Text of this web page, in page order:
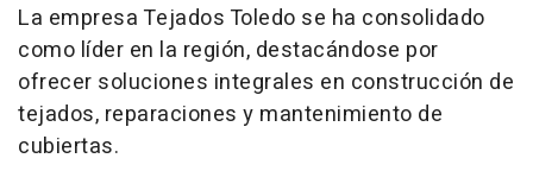
La empresa Tejados Toledo se ha consolidado
como líder en la región, destacándose por
ofrecer soluciones integrales en construcción de
tejados, reparaciones y mantenimiento de
cubiertas.